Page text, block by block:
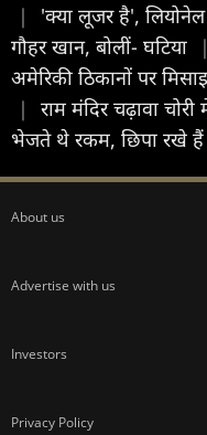
|
'क्या लूजर है',
गौहर खान, बोलीं- घटिया
|
अमेरिकी ठिकानों पर
|
राम मंदिर चढ़ावा
भेजते थे रकम, छिपा रखे
About us
Advertise with us
Investors
Privacy Policy